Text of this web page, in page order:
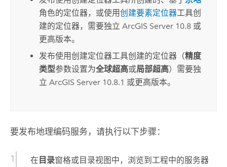
角色的定位器，或使用创建要素定位器工具创
建的定位器，需要独立 ArcGIS Server10.8 或
更高版本。
发布使用创建定位器工具创建的定位器（精度
类型参数设置为全球超高或局部超高）需要独
立 ArcGIS Server10.8.1 或更高版本。
要发布地理编码服务，请执行以下步骤：
在 目录窗格或目录视图中，浏览到工程中的服务器